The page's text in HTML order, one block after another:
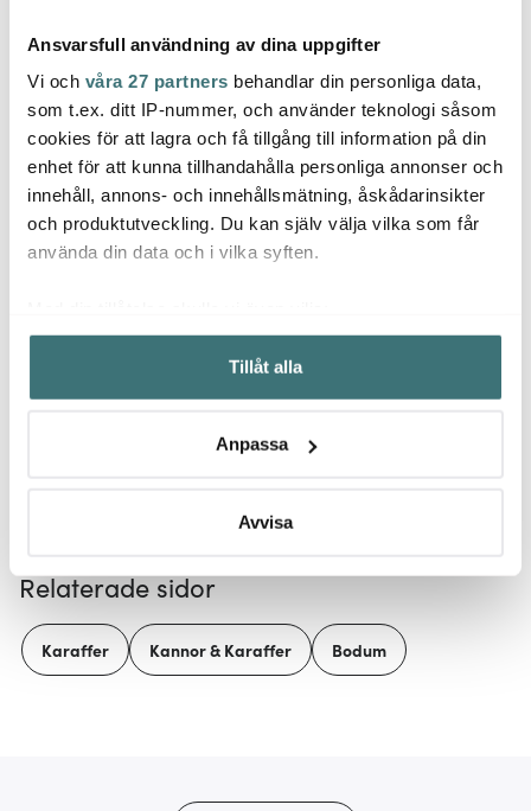
Ansvarsfull användning av dina uppgifter
Vi och våra 27 partners behandlar din personliga data,
som t.ex. ditt IP-nummer, och använder teknologi såsom
cookies för att lagra och få tillgång till information på din
enhet för att kunna tillhandahålla personliga annonser och
innehåll, annons- och innehållsmätning, åskådarinsikter
och produktutveckling. Du kan själv välja vilka som får
använda din data och i vilka syften.
Samla in information om din geografiska plats som
kan ha en noggrannhet på upp till flera meter
Identifiera din enhet genom att aktivt skanna den för
Ta reda på mer om hur dina personliga uppgifter
Du kan ändra eller dra tillbaka ditt samtycke när som
Vi använder cookies för att innehållet och annonserna
ska anpassas efter det som vi tror att du tycker om. Det
gör också att vi kan analysera vår trafik och göra
Tillåt alla
Anpassa
Avvisa
Bodum
Kaffemått måttsked 7 g
svart
20 kr 33 kr
Bodum
Chambord Kaffepress 3
koppar 35 cl Krom
419 kr
Låt dig inspireras av våra kunder
Relaterade sidor
Karaffer Kannor & Karaffer Bodum